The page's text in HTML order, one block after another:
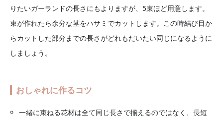
りたいガーランドの長さにもよりますが、5束ほど用意します。
束が作れたら余分な茎をハサミでカットします。この時結び目か
らカットした部分までの長さがどれもだいたい同じになるように
しましょう。
おしゃれに作るコツ
一緒に束ねる花材は全て同じ長さで揃えるのではなく、長短